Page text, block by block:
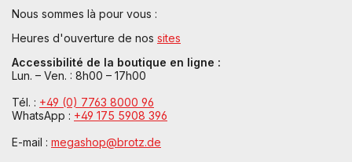
Nous sommes là pour vous :
Heures d'ouverture de nos sites
Accessibilité de la boutique en ligne :
Lun. – Ven. : 8h00 – 17h00
Tél. : +49 (0) 7763 8000 96
WhatsApp : +49 175 5908 396
E-mail : megashop@brotz.de